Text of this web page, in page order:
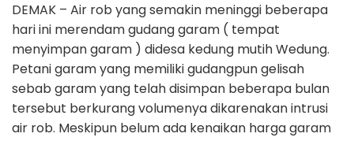
DEMAK – Air rob yang semakin meninggi beberapa
hari ini merendam gudang garam ( tempat
menyimpan garam ) didesa kedung mutih Wedung.
Petani garam yang memiliki gudangpun gelisah
sebab garam yang telah disimpan beberapa bulan
tersebut berkurang volumenya dikarenakan intrusi
air rob. Meskipun belum ada kenaikan harga garam